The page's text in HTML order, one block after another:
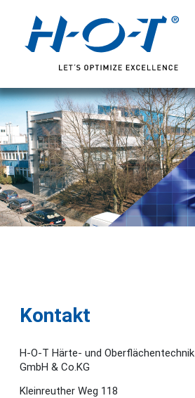
Kontakt
H-O-T Härte- und Oberflächentechnik
GmbH & Co.KG
Kleinreuther Weg 118